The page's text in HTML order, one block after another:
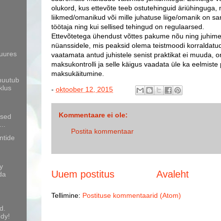
olukord, kus ettevõte teeb ostutehinguid äriühinguga,
liikmed/omanikud või mille juhatuse liige/omanik on
töötaja ning kui sellised tehingud on regulaarsed.
Ettevõtetega ühendust võttes pakume nõu ning
nüanssidele, mis peaksid olema teistmoodi
vaatamata antud juhistele senist praktikat ei muuda,
maksukontrolli ja selle käigus vaadata üle ka eelmiste
maksukäitumine.
- oktoober 12, 2015
Kommentaare ei ole:
Postita kommentaar
Uuem postitus Avaleht
Tellimine: Postituse kommentaarid (Atom)